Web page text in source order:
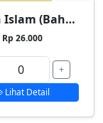
Tarikh Islam (Bahasa Indonesia)
Rp 26.000
+
Lihat Detail